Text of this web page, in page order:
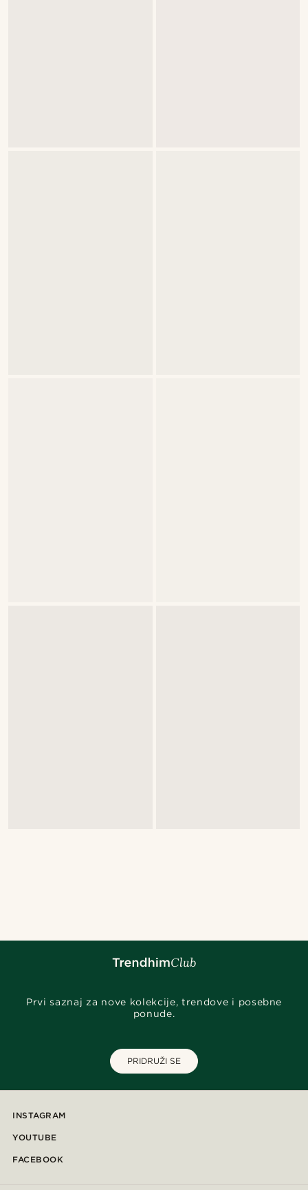
Prvi saznaj za nove kolekcije, trendove i posebne
ponude.
PRIDRUŽI SE
INSTAGRAM
YOUTUBE
FACEBOOK